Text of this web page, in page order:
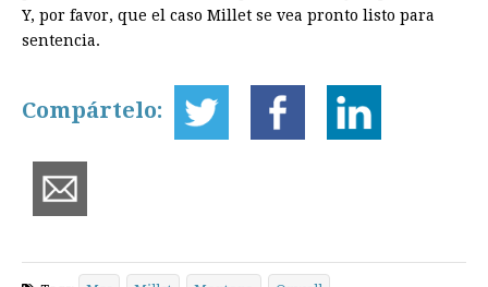
Y, por favor, que el caso Millet se vea pronto listo para
sentencia.
Compártelo: